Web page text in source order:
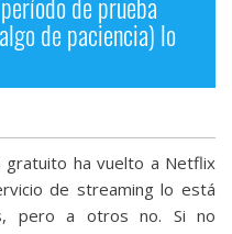
de prueba
de paciencia) lo
ha vuelto a Netflix
de streaming lo está
pero a otros no. Si no